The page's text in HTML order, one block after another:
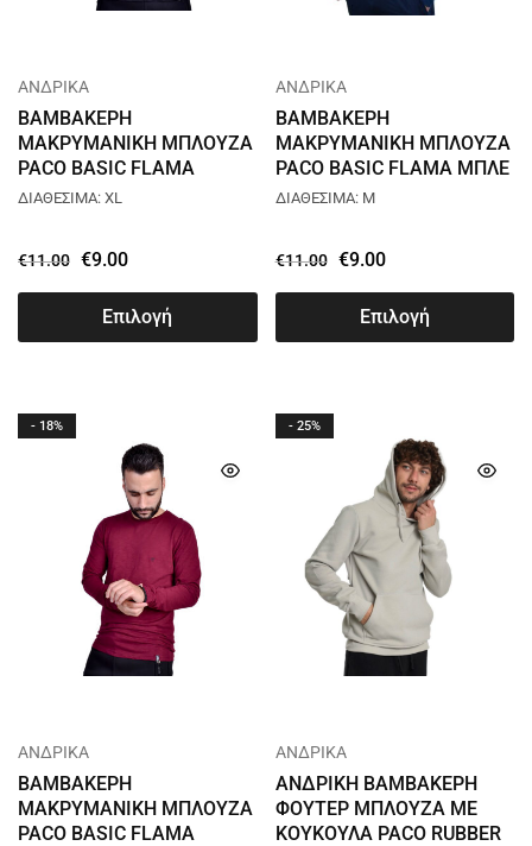
ΑΝΔΡΙΚΑ
ΒΑΜΒΑΚΕΡΗ
ΜΑΚΡΥΜΑΝΙΚΗ ΜΠΛΟΥΖΑ
PACO BASIC FLAMA
ΜΑΥΡΟ 2481824
ΔΙΑΘΕΣΙΜΑ: XL
€11.00 €9.00
Επιλογή
ΑΝΔΡΙΚΑ
ΒΑΜΒΑΚΕΡΗ
ΜΑΚΡΥΜΑΝΙΚΗ ΜΠΛΟΥΖΑ
PACO BASIC FLAMA ΜΠΛΕ
2481824
ΔΙΑΘΕΣΙΜΑ: M
€11.00 €9.00
Επιλογή
- 18%
ΑΝΔΡΙΚΑ
ΒΑΜΒΑΚΕΡΗ
ΜΑΚΡΥΜΑΝΙΚΗ ΜΠΛΟΥΖΑ
PACO BASIC FLAMA
- 25%
ΑΝΔΡΙΚΑ
ΑΝΔΡΙΚΗ ΒΑΜΒΑΚΕΡΗ
ΦΟΥΤΕΡ ΜΠΛΟΥΖΑ ΜΕ
ΚΟΥΚΟΥΛΑ PACO RUBBER